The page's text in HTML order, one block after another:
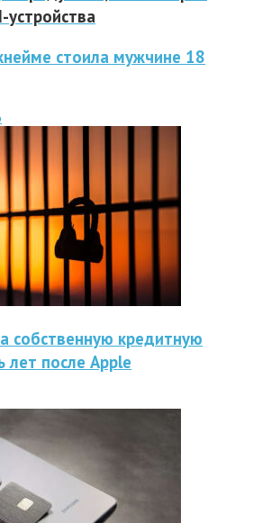
стоила мужчине 18
собственную кредитную
лет после Apple